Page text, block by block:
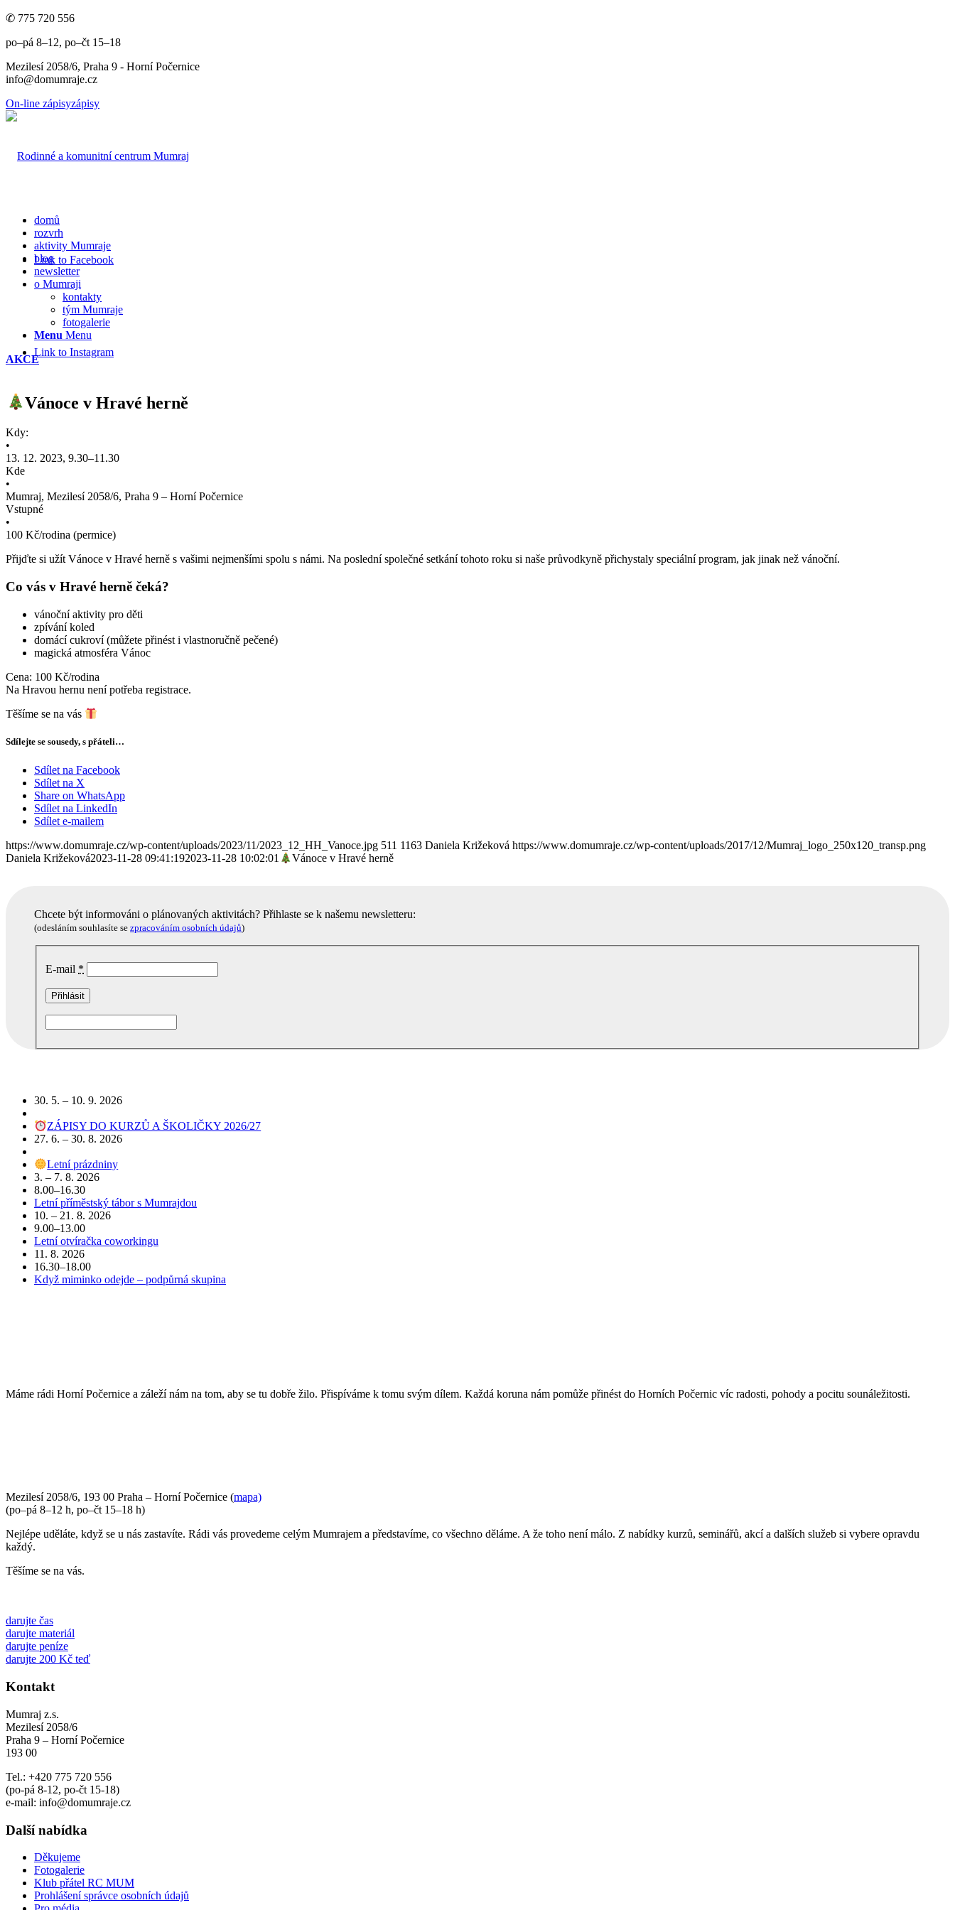
✆ 775 720 556
po–pá 8–12, po–čt 15–18
Mezilesí 2058/6, Praha 9 - Horní Počernice
info@domumraje.cz
On-line zápisyzápisy
Link to Facebook
Link to Instagram
domů
rozvrh
aktivity Mumraje
blog
newsletter
o Mumraji
kontakty
tým Mumraje
fotogalerie
Menu Menu
AKCE
Vánoce v Hravé herně
Kdy:
•
13. 12. 2023, 9.30–11.30
Kde
•
Mumraj, Mezilesí 2058/6, Praha 9 – Horní Počernice
Vstupné
•
100 Kč/rodina (permice)
Přijďte si užít Vánoce v Hravé herně s vašimi nejmenšími spolu s námi. Na poslední společné setkání tohoto roku si naše průvodkyně přichystaly speciální program, jak jinak než vánoční.
Co vás v Hravé herně čeká?
vánoční aktivity pro děti
zpívání koled
domácí cukroví (můžete přinést i vlastnoručně pečené)
magická atmosféra Vánoc
Cena: 100 Kč/rodina
Na Hravou hernu není potřeba registrace.
Těšíme se na vás
Sdílejte se sousedy, s přáteli…
Sdílet na Facebook
Sdílet na X
Share on WhatsApp
Sdílet na LinkedIn
Sdílet e-mailem
https://www.domumraje.cz/wp-content/uploads/2023/11/2023_12_HH_Vanoce.jpg 511 1163 Daniela Križeková https://www.domumraje.cz/wp-content/uploads/2017/12/Mumraj_logo_250x120_transp.png
Daniela Križeková2023-11-28 09:41:192023-11-28 10:02:01 Vánoce v Hravé herně
Chcete být informováni o plánovaných aktivitách? Přihlaste se k našemu newsletteru:
(odesláním souhlasíte se zpracováním osobních údajů)
E-mail *
30. 5. – 10. 9. 2026
ZÁPISY DO KURZŮ A ŠKOLIČKY 2026/27
27. 6. – 30. 8. 2026
Letní prázdniny
3. – 7. 8. 2026
8.00–16.30
Letní příměstský tábor s Mumrajdou
10. – 21. 8. 2026
9.00–13.00
Letní otvíračka coworkingu
11. 8. 2026
16.30–18.00
Když miminko odejde – podpůrná skupina
Máme rádi Horní Počernice a záleží nám na tom, aby se tu dobře žilo. Přispíváme k tomu svým dílem. Každá koruna nám pomůže přinést do Horních Počernic víc radosti, pohody a pocitu sounáležitosti.
Mezilesí 2058/6, 193 00 Praha – Horní Počernice (mapa)
(po–pá 8–12 h, po–čt 15–18 h)
Nejlépe uděláte, když se u nás zastavíte. Rádi vás provedeme celým Mumrajem a představíme, co všechno děláme. A že toho není málo. Z nabídky kurzů, seminářů, akcí a dalších služeb si vybere opravdu
každý.
Těšíme se na vás.
darujte čas
darujte materiál
darujte peníze
darujte 200 Kč teď
Kontakt
Mumraj z.s.
Mezilesí 2058/6
Praha 9 – Horní Počernice
193 00
Tel.: +420 775 720 556
(po-pá 8-12, po-čt 15-18)
e-mail: info@domumraje.cz
Další nabídka
Děkujeme
Fotogalerie
Klub přátel RC MUM
Prohlášení správce osobních údajů